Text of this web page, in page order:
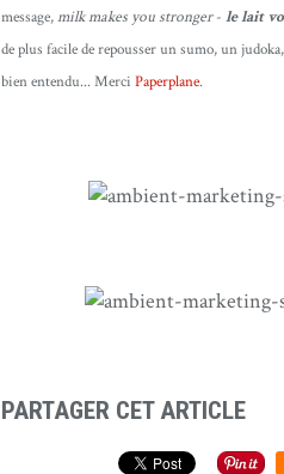
message,milk makes you stronger- le lait
de plus facile de repousser un sumo, un
bien entendu... Merci Paperplane.
PARTAGER CET ARTICLE